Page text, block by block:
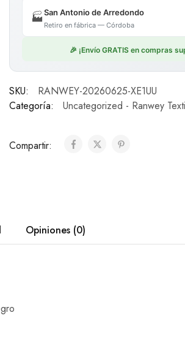
🏭San Antonio de Arredondo
Retiro en fábrica — Córdoba
🎉 ¡Envío GRATIS en compras
SKU:
RANWEY-20260625-XE1UU
Categoría:
Uncategorized - Ranwey
Compartir:
Opiniones (0)